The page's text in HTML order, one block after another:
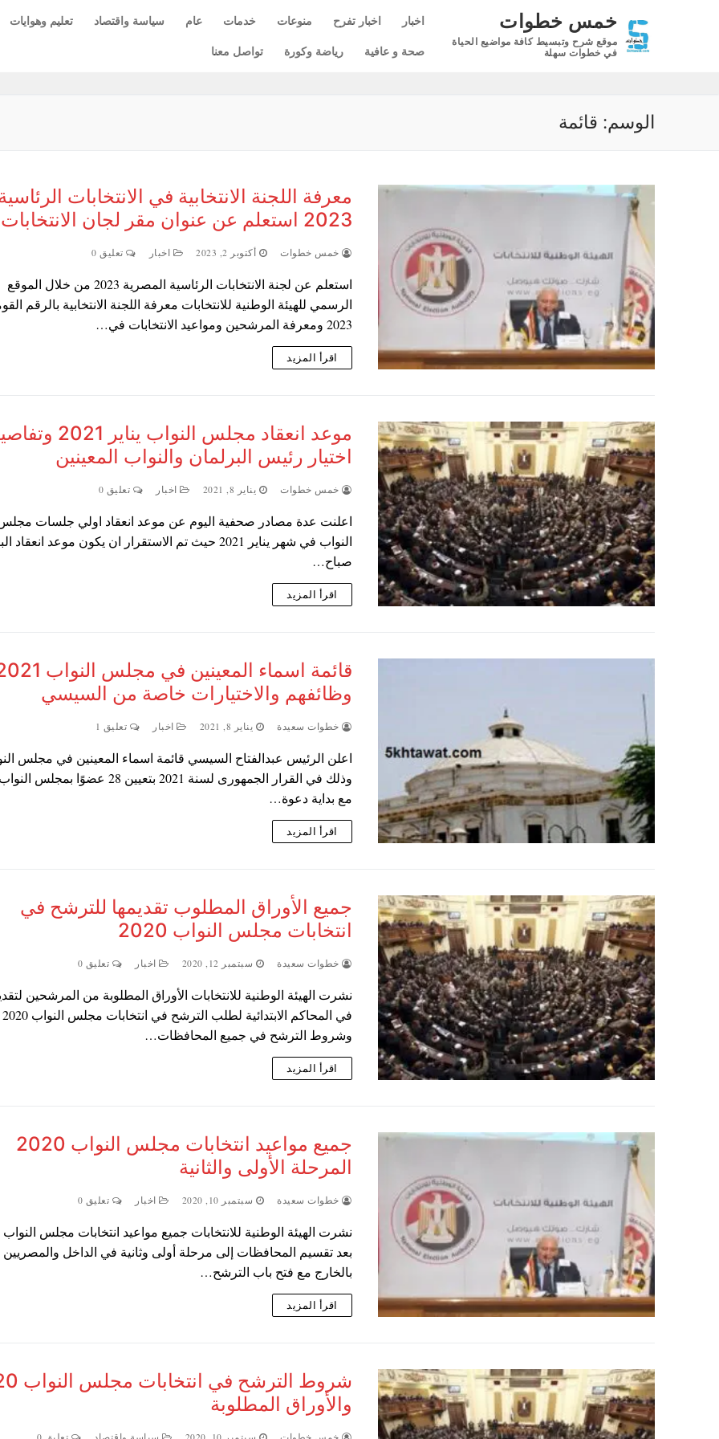
خمس خطوات
موقع شرح وتبسيط كافة مواضيع الحياة
في خطوات سهلة
اخبار اخبار تفرح منوعات خدمات عام سياسة واقتصاد تعليم وهوايات
صحة و عافية
رياضة وكورة تواصل معنا
الوسم: قائمة
معرفة اللجنة الانتخابية في الانتخابات
2023 استعلم عن عنوان مقر لجان الانتخابات
خمس خطوات أكتوبر 2, 2023 اخبار تعليق 0
استعلم عن لجنة الانتخابات الرئاسية المصرية 2023 من خلال الموقع
الرسمي للهيئة الوطنية للانتخابات معرفة اللجنة الانتخابية بالرقم
2023‎ ومعرفة المرشحين ومواعيد الانتخابات في…
اقرأ المزيد
موعد انعقاد مجلس النواب يناير
اختيار رئيس البرلمان والنواب المعينين
خمس خطوات يناير 8, 2021 اخبار تعليق 0
اعلنت عدة مصادر صحفية اليوم عن موعد انعقاد اولي جلسات
النواب في شهر يناير 2021 حيث تم الاستقرار ان يكون موعد
صباح…
اقرأ المزيد
قائمة اسماء المعينين في مجلس
وظائفهم والاختيارات خاصة من السيسي
خطوات سعيدة يناير 8, 2021 اخبار تعليق 1
اعلن الرئيس عبدالفتاح السيسي قائمة اسماء المعينين في مجلس
مع بداية دعوة…
اقرأ المزيد
جميع الأوراق المطلوب تقديمها للترشح في
انتخابات مجلس النواب 2020
خطوات سعيدة سبتمبر 12, 2020 اخبار تعليق 0
نشرت الهيئة الوطنية للانتخابات الأوراق المطلوبة من المرشحين
وشروط الترشح في جميع المحافظات…
اقرأ المزيد
جميع مواعيد انتخابات مجلس النواب 2020
المرحلة الأولى والثانية
خطوات سعيدة سبتمبر 10, 2020 اخبار تعليق 0
بعد تقسيم المحافظات إلى مرحلة أولى وثانية في الداخل والمصريين
بالخارج مع فتح باب الترشح…
اقرأ المزيد
شروط
والأوراق المطلوبة